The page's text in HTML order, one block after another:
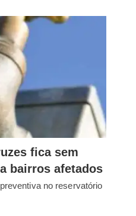
fica sem
bairros afetados
no reservatório